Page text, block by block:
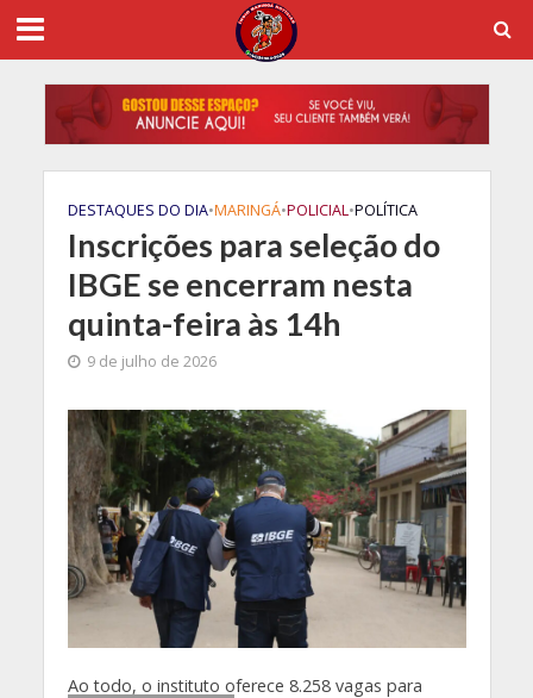
DESTAQUES DO DIA•MARINGÁ•POLICIAL•POLÍTICA
Inscrições para seleção do
IBGE se encerram nesta
quinta-feira às 14h
9 de julho de 2026
Ao todo, o instituto oferece 8.258 vagas para